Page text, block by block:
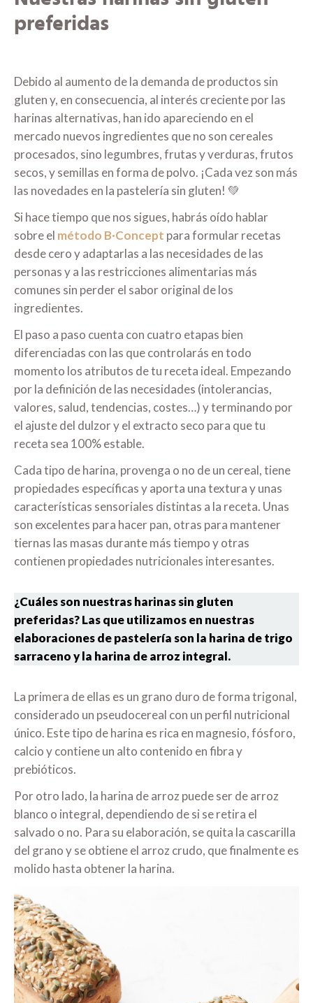
preferidas
Debido al aumento de la demanda de productos sin
gluten y, en consecuencia, al interés creciente por las
harinas alternativas, han ido apareciendo en el
mercado nuevos ingredientes que no son cereales
procesados, sino legumbres, frutas y verduras, frutos
secos, y semillas en forma de polvo. ¡Cada vez son más
las novedades en la pastelería sin gluten! 💚
Si hace tiempo que nos sigues, habrás oído hablar
sobre el método B·Concept para formular recetas
desde cero y adaptarlas a las necesidades de las
personas y a las restricciones alimentarias más
comunes sin perder el sabor original de los
ingredientes.
El paso a paso cuenta con cuatro etapas bien
diferenciadas con las que controlarás en todo
momento los atributos de tu receta ideal. Empezando
por la definición de las necesidades (intolerancias,
valores, salud, tendencias, costes…) y terminando por
el ajuste del dulzor y el extracto seco para que tu
receta sea 100% estable.
Cada tipo de harina, provenga o no de un cereal, tiene
propiedades específicas y aporta una textura y unas
características sensoriales distintas a la receta. Unas
son excelentes para hacer pan, otras para mantener
tiernas las masas durante más tiempo y otras
contienen propiedades nutricionales interesantes.
¿Cuáles son nuestras harinas sin gluten
preferidas? Las que utilizamos en nuestras
elaboraciones de pastelería son la harina de trigo
sarraceno y la harina de arroz integral.
La primera de ellas es un grano duro de forma trigonal,
considerado un pseudocereal con un perfil nutricional
único. Este tipo de harina es rica en magnesio, fósforo,
calcio y contiene un alto contenido en fibra y
prebióticos.
Por otro lado, la harina de arroz puede ser de arroz
blanco o integral, dependiendo de si se retira el
salvado o no. Para su elaboración, se quita la cascarilla
del grano y se obtiene el arroz crudo, que finalmente es
molido hasta obtener la harina.